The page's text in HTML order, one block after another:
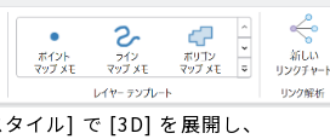
イル] で [3D] を展開し、